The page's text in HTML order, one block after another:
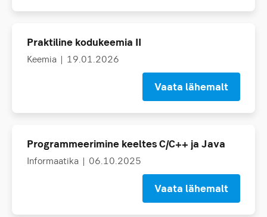
Praktiline kodukeemia II
Keemia | 19.01.2026
Vaata lähemalt
Programmeerimine keeltes C/C++ ja Java
Informaatika | 06.10.2025
Vaata lähemalt